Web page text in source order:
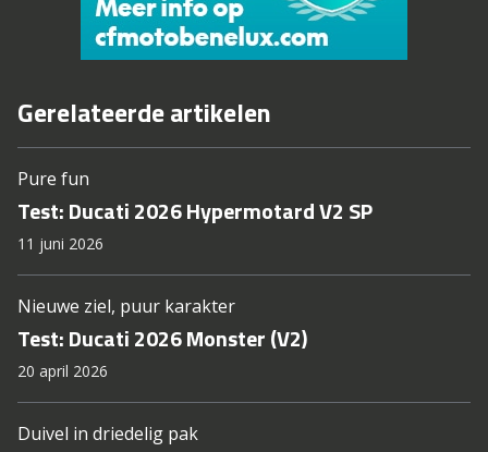
Gerelateerde artikelen
Pure fun
Test: Ducati 2026 Hypermotard V2 SP
11 juni 2026
Nieuwe ziel, puur karakter
Test: Ducati 2026 Monster (V2)
20 april 2026
Duivel in driedelig pak